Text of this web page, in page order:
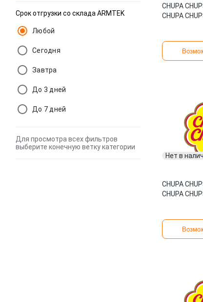
Срок отгрузки со склада ARMTEK
Любой
Сегодня
Завтра
До 3 дней
До 7 дней
Для просмотра всех фильтров
выберите конечную ветку категории
CHUPA
CHUPA
Нет в
CHUPA
CHUPA